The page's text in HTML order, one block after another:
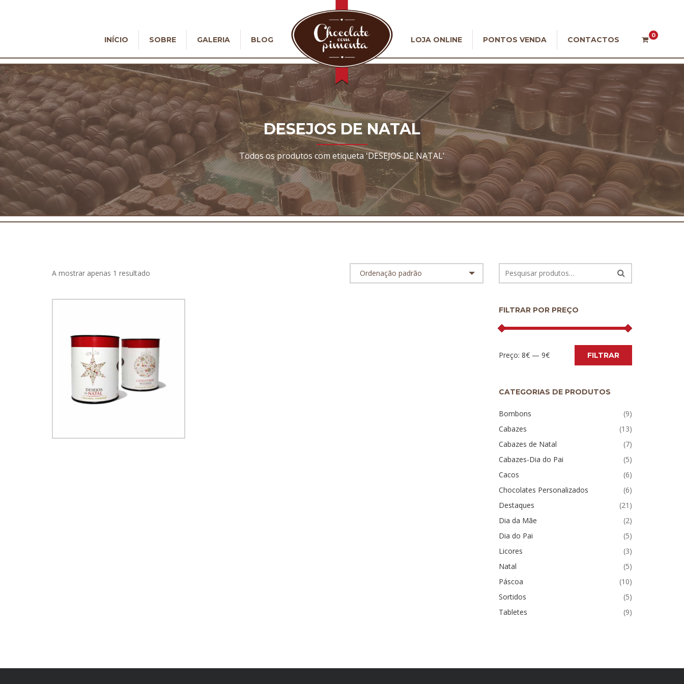
INÍCIO SOBRE GALERIA BLOG LOJA ONLINE PONTOS VENDA CONTACTOS 0
DESEJOS DE NATAL
Todos os produtos com etiqueta 'DESEJOS DE NATAL'
A mostrar apenas 1 resultado Ordenação padrão
Lata de Desejos de Natal
FILTRAR POR PREÇO
FILTRAR
Preço: 8€— 9€
CATEGORIAS DE PRODUTOS
Bombons
(9)
Cabazes
(13)
Cabazes de Natal
(7)
Cabazes-Dia do Pai
(5)
Cacos
(6)
Chocolates Personalizados
(6)
Destaques
(21)
Dia da Mãe
(2)
Dia do Pai
(5)
Licores
(3)
Natal
(5)
Páscoa
(10)
Sortidos
(5)
Tabletes
(9)